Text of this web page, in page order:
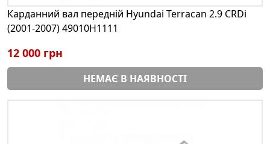
Карданний вал передній Hyundai Terracan 2.9 CRDi
(2001-2007) 49010H1111
12 000 грн
НЕМАЄ В НАЯВНОСТІ